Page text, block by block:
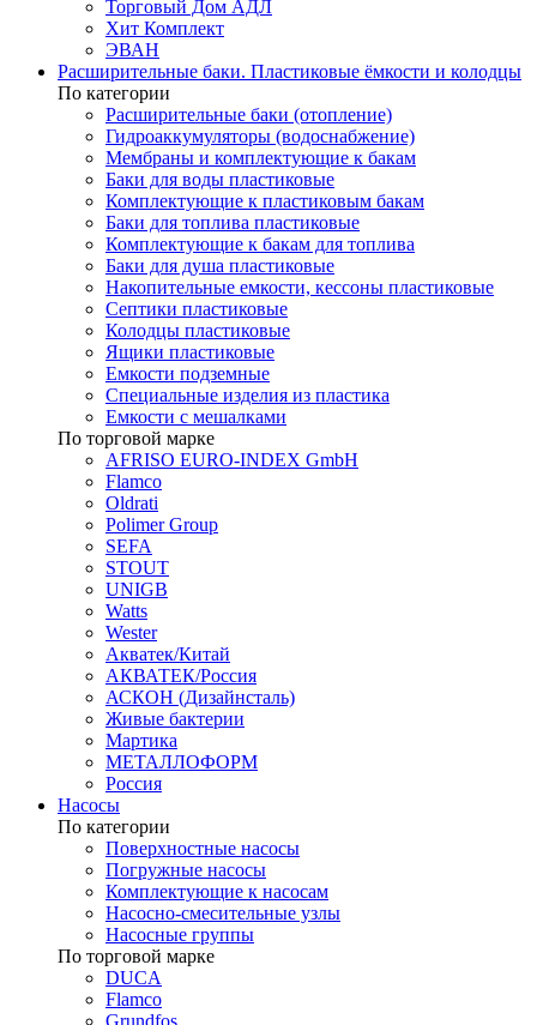
Торговый Дом АДЛ
Хит Комплект
ЭВАН
Расширительные баки. Пластиковые ёмкости и колодцы
По категории
Расширительные баки (отопление)
Гидроаккумуляторы (водоснабжение)
Мембраны и комплектующие к бакам
Баки для воды пластиковые
Комплектующие к пластиковым бакам
Баки для топлива пластиковые
Комплектующие к бакам для топлива
Баки для душа пластиковые
Накопительные емкости, кессоны пластиковые
Септики пластиковые
Колодцы пластиковые
Ящики пластиковые
Емкости подземные
Специальные изделия из пластика
Емкости с мешалками
По торговой марке
AFRISO EURO-INDEX GmbH
Flamco
Oldrati
Polimer Group
SEFA
STOUT
UNIGB
Watts
Wester
Акватек/Китай
АКВАТЕК/Россия
АСКОН (Дизайнсталь)
Живые бактерии
Мартика
МЕТАЛЛОФОРМ
Россия
Насосы
По категории
Поверхностные насосы
Погружные насосы
Комплектующие к насосам
Насосно-смесительные узлы
Насосные группы
По торговой марке
DUCA
Flamco
Grundfos